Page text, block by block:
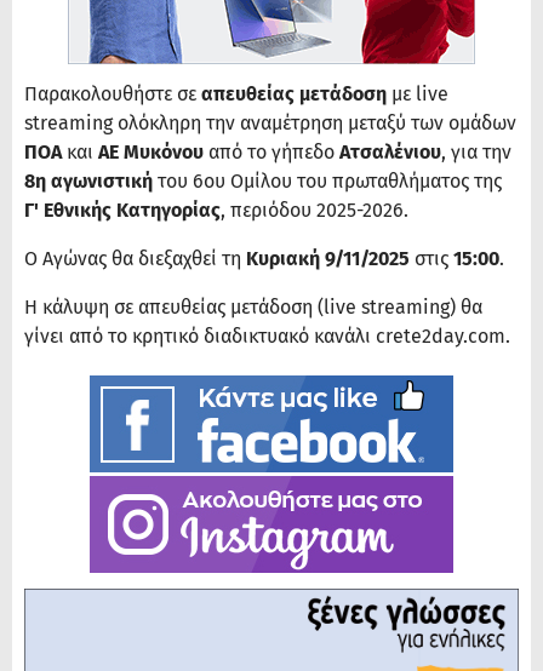
Παρακολουθήστε σε απευθείας μετάδοση με live
streaming ολόκληρη την αναμέτρηση μεταξύ των ομάδων
ΠΟΑ και ΑΕ Μυκόνου από το γήπεδο Ατσαλένιου, για την
8η αγωνιστική του 6ου Ομίλου του πρωταθλήματος της
Γ' Εθνικής Κατηγορίας, περιόδου 2025-2026.
Ο Αγώνας θα διεξαχθεί τη Κυριακή 9/11/2025 στις 15:00.
Η κάλυψη σε απευθείας μετάδοση (live streaming) θα
γίνει από το κρητικό διαδικτυακό κανάλι crete2day.com.